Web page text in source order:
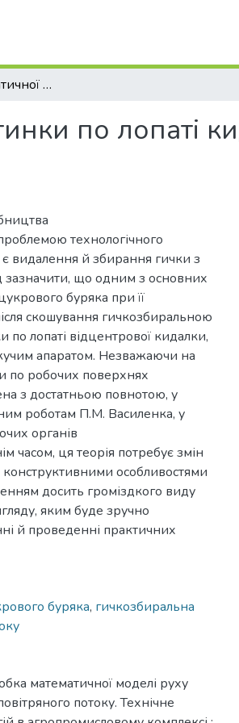
Розробка математичної моделі руху частинки по лопаті кидалки під дією повітряного потоку
по лопаті
технологічного
видалення й збирання гички з
зазначити, що одним з основних
буряка при її
скошування гичкозбиральною
лопаті відцентрової кидалки,
апаратом. Незважаючи на
по робочих поверхнях
з достатньою повнотою, у
роботам П.М. Василенка, у
органів
часом, ця теорія потребує змін
конструктивними особливостями
досить громіздкого виду
яким буде зручно
й проведенні практичних
буряка, гичкозбиральна
математичної моделі руху
потоку. Технічне